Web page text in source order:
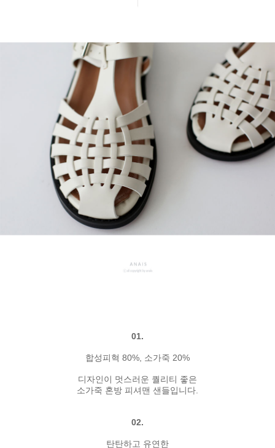
01.
합성피혁 80%, 소가죽 20%
디자인이 멋스러운 퀄리티 좋은
소가죽 혼방 피셔맨 샌들입니다.
02.
탄탄하고 유연한